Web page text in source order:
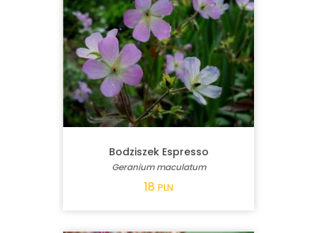
Bodziszek Espresso
Geranium maculatum
18 PLN